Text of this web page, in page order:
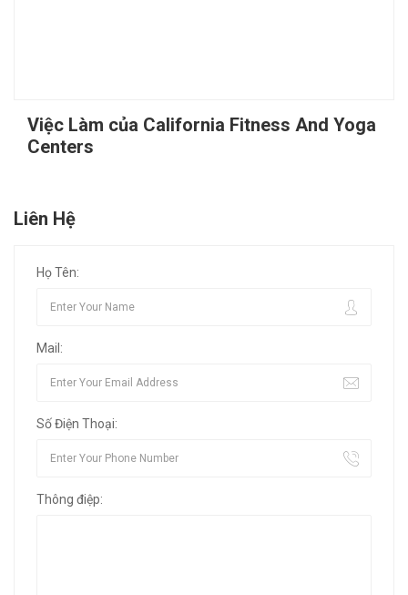
Việc Làm của California Fitness And Yoga
Centers
Liên Hệ
Họ Tên:
Mail:
Số Điện Thoại:
Thông điệp: